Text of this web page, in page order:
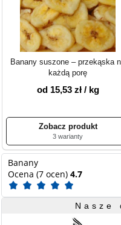
Banany suszone – przekąska
każdą porę
od 15,53 zł / kg
3 warianty
Banany
Ocena (7 ocen)4.7
Nasze